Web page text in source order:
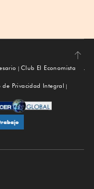
Subir
Club El Economista
de Privacidad Integral